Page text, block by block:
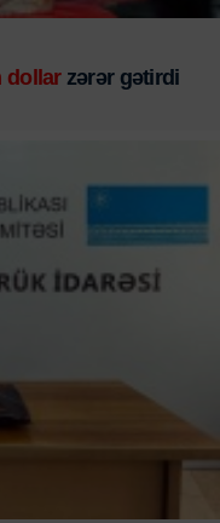
dollarzərər gətirdi